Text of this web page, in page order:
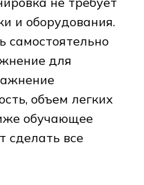
и оборудования.
самостоятельно
для
объем легких
обучающее
сделать все